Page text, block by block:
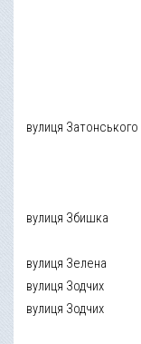
вулиця Затонського
вулиця Збишка
вулиця Зелена
вулиця Зодчих
вулиця Зодчих